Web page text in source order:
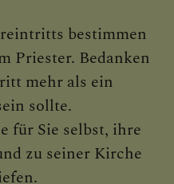
GRUPPEN
bestimmen
Priester. Bedanken
mehr als ein
sollte.
für Sie selbst, ihre
zu seiner Kirche